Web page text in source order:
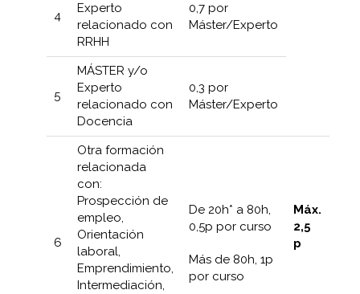
4
Experto
relacionado con
RRHH
0,7 por
Máster/Experto
5
MÁSTER y/o
Experto
relacionado con
Docencia
0,3 por
Máster/Experto
6
Otra formación
relacionada
con:
Prospección de
empleo,
Orientación
laboral,
Emprendimiento,
Intermediación,
De 20h* a 80h,
0,5p por curso
Más de 80h, 1p
por curso
Máx.
2,5
p